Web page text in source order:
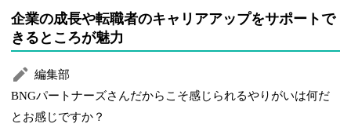
企業の成長や転職者のキャリアアップをサポートで
きるところが魅力
編集部
BNGパートナーズさんだからこそ感じられるやりがいは何だ
とお感じですか？